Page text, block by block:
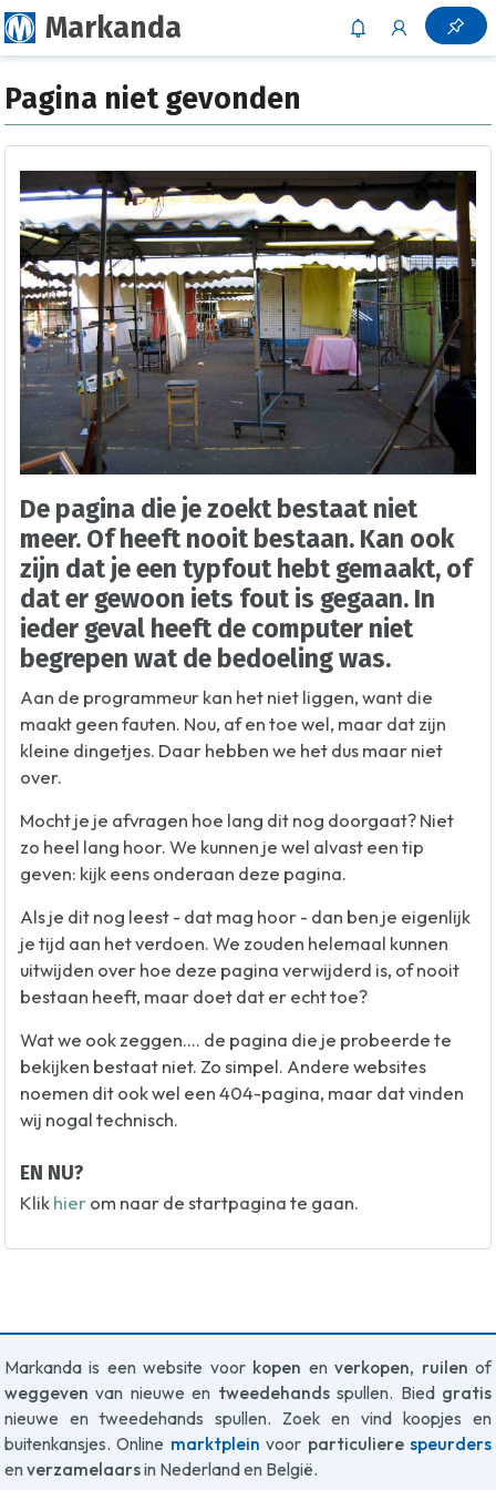
Markanda
Pagina niet gevonden
De pagina die je zoekt bestaat niet
meer. Of heeft nooit bestaan. Kan ook
zijn dat je een typfout hebt gemaakt, of
dat er gewoon iets fout is gegaan. In
ieder geval heeft de computer niet
begrepen wat de bedoeling was.
Aan de programmeur kan het niet liggen, want die
maakt geen fauten. Nou, af en toe wel, maar dat zijn
kleine dingetjes. Daar hebben we het dus maar niet
over.
Mocht je je afvragen hoe lang dit nog doorgaat? Niet
zo heel lang hoor. We kunnen je wel alvast een tip
geven: kijk eens onderaan deze pagina.
Als je dit nog leest - dat mag hoor - dan ben je eigenlijk
je tijd aan het verdoen. We zouden helemaal kunnen
uitwijden over hoe deze pagina verwijderd is, of nooit
bestaan heeft, maar doet dat er echt toe?
Wat we ook zeggen.... de pagina die je probeerde te
bekijken bestaat niet. Zo simpel. Andere websites
noemen dit ook wel een 404-pagina, maar dat vinden
wij nogal technisch.
EN NU?
Klik hier om naar de startpagina te gaan.
Markanda is een website voor kopen enverkopen, ruilen of
weggeven van nieuwe en tweedehandsspullen. Bied gratis
nieuwe en tweedehands spullen. Zoek en vind koopjes en
buitenkansjes. Online marktplein voor particulierespeurders
en verzamelaarsin Nederland en België.